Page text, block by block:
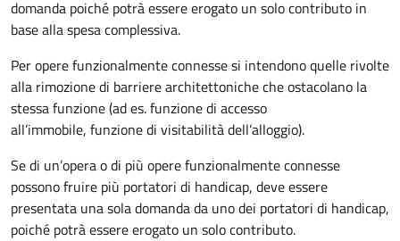
domanda poiché potrà essere erogato un solo contributo in
base alla spesa complessiva.
Per opere funzionalmente connesse si intendono quelle rivolte
alla rimozione di barriere architettoniche che ostacolano la
stessa funzione (ad es. funzione di accesso
all’immobile, funzione di visitabilità dell’alloggio).
Se di un’opera o di più opere funzionalmente connesse
possono fruire più portatori di handicap, deve essere
presentata una sola domanda da uno dei portatori di handicap,
poiché potrà essere erogato un solo contributo.